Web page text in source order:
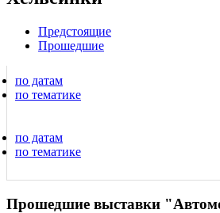
Предстоящие
Прошедшие
по датам
по тематике
по датам
по тематике
Прошедшие выставки